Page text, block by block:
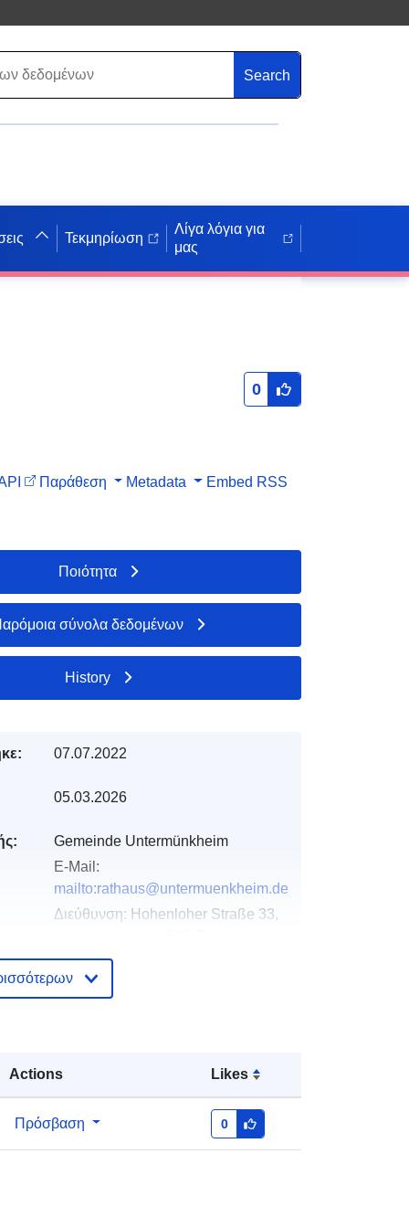
Search
Τεκμηρίωση
Λίγα λόγια για
μας
0
Παράθεση Metadata Embed RSS
Actions Likes
Πρόσβαση 0
Ποιότητα
σύνολα δεδομένων
History
07.07.2022
05.03.2026
Gemeinde Untermünkheim
E-Mail:
mailto:rathaus@untermuenkheim.de
Διεύθυνση: Hohenloher Straße 33,
Deutschland
Διεύθυνση URL:
February 2026
Επικαιροποιήθηκε στα data.europa.eu:
04 August 2026